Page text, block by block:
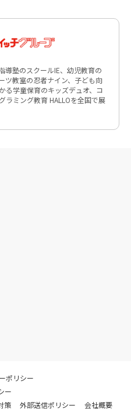
導塾のスクールIE、幼児教育の
ツ教室の忍者ナイン、子ども向
る学童保育のキッズデュオ、コ
ラミング教育 HALLOを全国で展
ポリシー
ー
策
外部送信ポリシー 会社概要